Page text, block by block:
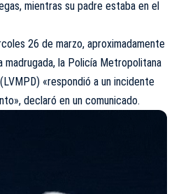
mientras su padre estaba en el
26 de marzo, aproximadamente
madrugada, la Policía Metropolitana
«respondió a un incidente
declaró en un comunicado.